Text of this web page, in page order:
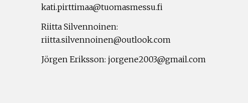
kati.pirttimaa@tuomasmessu.fi
Riitta Silvennoinen:
riitta.silvennoinen@outlook.com
Jörgen Eriksson: jorgene2003@gmail.com